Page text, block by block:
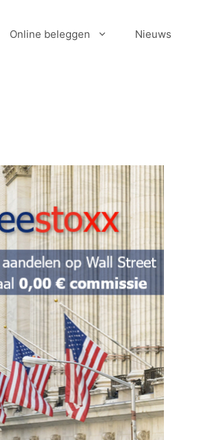
Online beleggen Nieuws